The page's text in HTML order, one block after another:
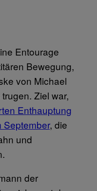
Entourage
Bewegung,
von Michael
Ziel war,
Enthauptung
September, die
und
der